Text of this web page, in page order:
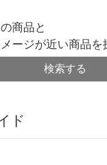
商品と
ージが近い商品を
検索する
ド